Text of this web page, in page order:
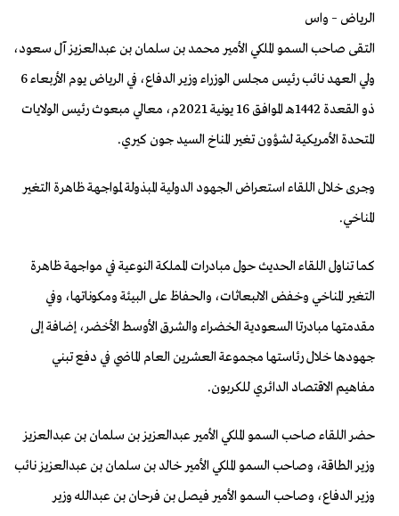
الرياض – واس
التقى صاحب السمو الملكي الأمير محمد بن سلمان بن عبدالعزيز آل سعود،
ولي العهد نائب رئيس مجلس الوزراء وزير الدفاع، في الرياض يوم الأربعاء 6
ذو القعدة 1442هـ الموافق 16 يونية 2021م، معالي مبعوث رئيس الولايات
المتحدة الأمريكية لشؤون تغير المناخ السيد جون كيري.
وجرى خلال اللقاء استعراض الجهود الدولية المبذولة لمواجهة ظاهرة التغير
المناخي.
كما تناول اللقاء الحديث حول مبادرات المملكة النوعية في مواجهة ظاهرة
التغير المناخي وخفض الانبعاثات، والحفاظ على البيئة ومكوناتها، وفي
مقدمتها مبادرتا السعودية الخضراء والشرق الأوسط الأخضر، إضافة إلى
جهودها خلال رئاستها مجموعة العشرين العام الماضي في دفع تبني
مفاهيم الاقتصاد الدائري للكربون.
حضر اللقاء صاحب السمو الملكي الأمير عبدالعزيز بن سلمان بن عبدالعزيز
وزير الطاقة، وصاحب السمو الملكي الأمير خالد بن سلمان بن عبدالعزيز نائب
وزير الدفاع، وصاحب السمو الأمير فيصل بن فرحان بن عبدالله وزير